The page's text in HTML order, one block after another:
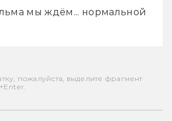
мы ждём... нормальной
пожалуйста, выделите фрагмент